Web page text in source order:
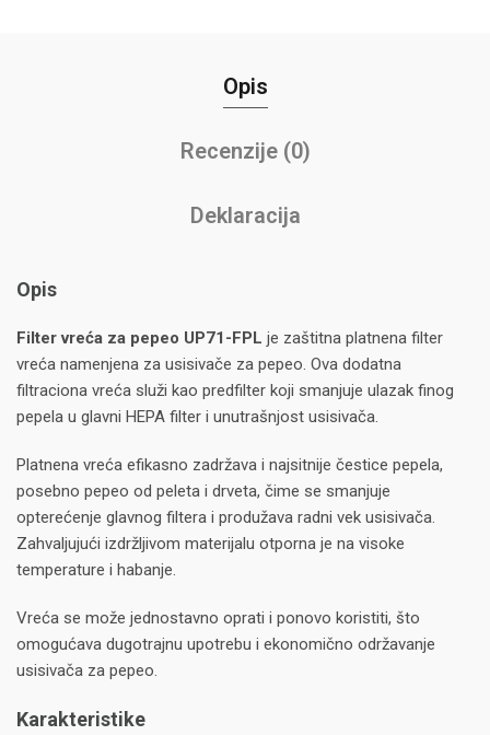
Opis
Recenzije (0)
Deklaracija
Opis
Filter vreća za pepeo UP71-FPL je zaštitna platnena filter
vreća namenjena za usisivače za pepeo. Ova dodatna
filtraciona vreća služi kao predfilter koji smanjuje ulazak finog
pepela u glavni HEPA filter i unutrašnjost usisivača.
Platnena vreća efikasno zadržava i najsitnije čestice pepela,
posebno pepeo od peleta i drveta, čime se smanjuje
opterećenje glavnog filtera i produžava radni vek usisivača.
Zahvaljujući izdržljivom materijalu otporna je na visoke
temperature i habanje.
Vreća se može jednostavno oprati i ponovo koristiti, što
omogućava dugotrajnu upotrebu i ekonomično održavanje
usisivača za pepeo.
Karakteristike